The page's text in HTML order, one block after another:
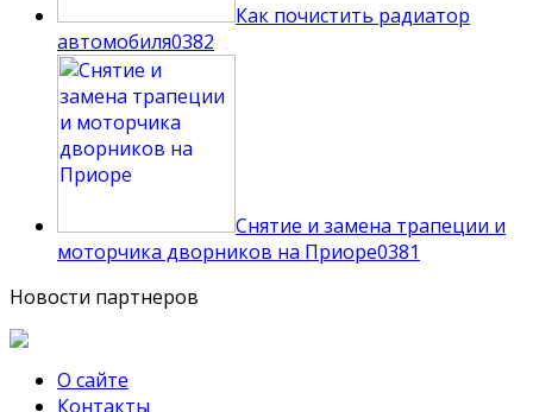
Как почистить радиатор
автомобиля0382
Снятие и замена трапеции и
моторчика дворников на Приоре0381
Новости партнеров
О сайте
Контакты